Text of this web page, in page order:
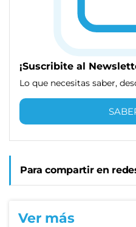
¡Suscribite al
Lo que necesitas saber,
Para compartir en
Ver más